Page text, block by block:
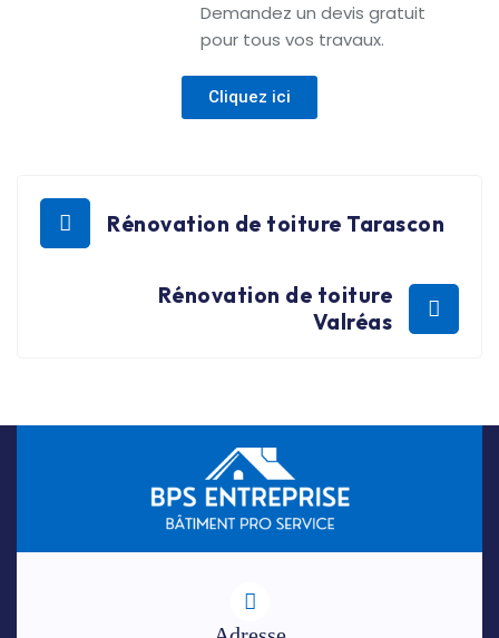
Demandez un devis gratuit
pour tous vos travaux.
Cliquez ici
Rénovation de toiture Tarascon
Rénovation de toiture
Valréas